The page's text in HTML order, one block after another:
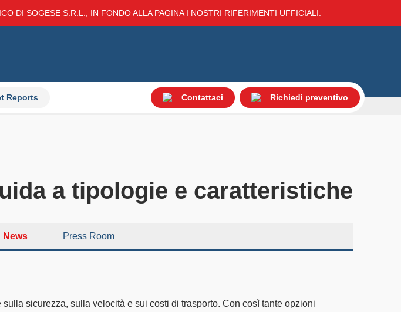
DI SOGESE S.R.L., IN FONDO ALLA PAGINA I NOSTRI RIFERIMENTI UFFICIALI.
Reports Contattaci Richiedi preventivo
a tipologie e caratteristiche
News Press Room
sulla sicurezza, sulla velocità e sui costi di trasporto. Con così tante opzioni